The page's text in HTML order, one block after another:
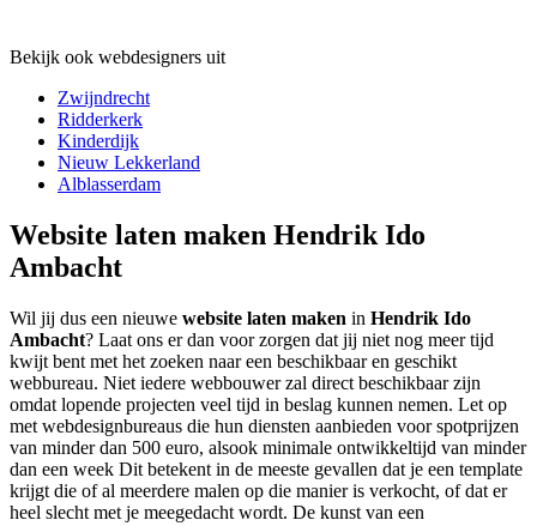
Bekijk ook webdesigners uit
Zwijndrecht
Ridderkerk
Kinderdijk
Nieuw Lekkerland
Alblasserdam
Website laten maken Hendrik Ido
Ambacht
Wil jij dus een nieuwe website laten maken in Hendrik Ido
Ambacht? Laat ons er dan voor zorgen dat jij niet nog meer tijd
kwijt bent met het zoeken naar een beschikbaar en geschikt
webbureau. Niet iedere webbouwer zal direct beschikbaar zijn
omdat lopende projecten veel tijd in beslag kunnen nemen. Let op
met webdesignbureaus die hun diensten aanbieden voor spotprijzen
van minder dan 500 euro, alsook minimale ontwikkeltijd van minder
dan een week Dit betekent in de meeste gevallen dat je een template
krijgt die of al meerdere malen op die manier is verkocht, of dat er
heel slecht met je meegedacht wordt. De kunst van een